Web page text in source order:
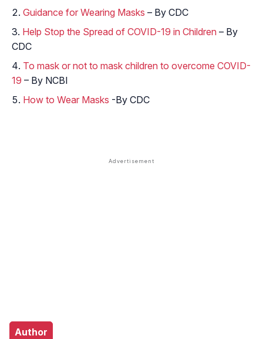
Guidance for Wearing Masks – By CDC
Help Stop the Spread of COVID-19 in Children – By
CDC
To mask or not to mask children to overcome COVID-
19 – By NCBI
How to Wear Masks -By CDC
Author